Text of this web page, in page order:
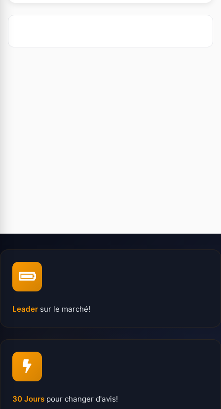
Leader sur le marché!
30 Jours pour changer d'avis!